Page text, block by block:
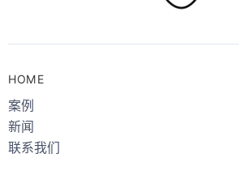
HOME
案例
新闻
联系我们